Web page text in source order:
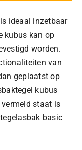
ideaal inzetbaar
kubus kan op
worden.
van
geplaatst op
kubus
staat is
basic